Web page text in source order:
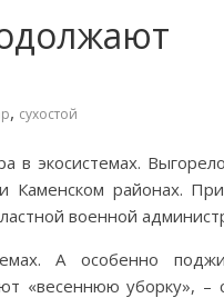
, сухостой
в экосистемах.
Каменском районах.
военной
А особенно
«весеннюю уборку», –